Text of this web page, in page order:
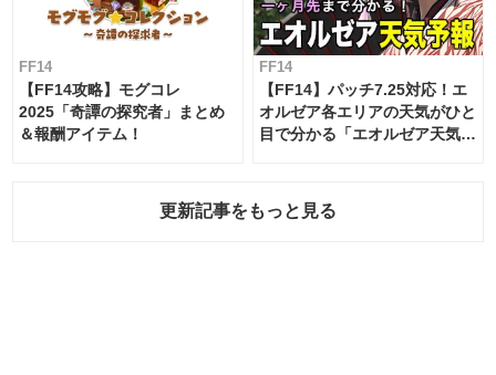
FF14
【FF14攻略】モグコレ
2025「奇譚の探究者」まとめ
＆報酬アイテム！
FF14
【FF14】パッチ7.25対応！エ
オルゼア各エリアの天気がひと
目で分かる「エオルゼア天気予
更新記事をもっと見る